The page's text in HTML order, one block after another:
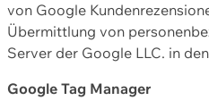
von Google
Übermittlung von
Server der Google LLC. in
Google Tag Manager